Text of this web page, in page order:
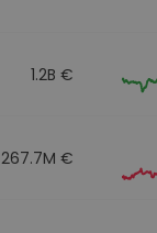
1.2B €
267.7M €